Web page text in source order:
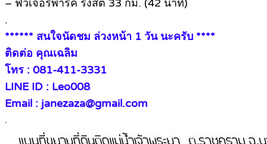
– ฟิวเจอร์พาร์ค รังสิต 33 กม. (42 นาที)
.
****** สนใจนัดชม ล่วงหน้า 1 วัน นะครับ ****
ติดต่อ คุณเฉลิม
โทร : 081-411-3331
LINE ID : Leo008
Email : janezaza@gmail.com
.